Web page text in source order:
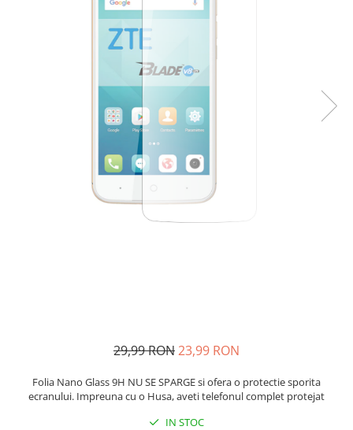
29,99 RON23,99 RON
Folia Nano Glass 9H NU SE SPARGE si ofera o protectie sporita
ecranului. Impreuna cu o Husa, aveti telefonul complet protejat
IN STOC